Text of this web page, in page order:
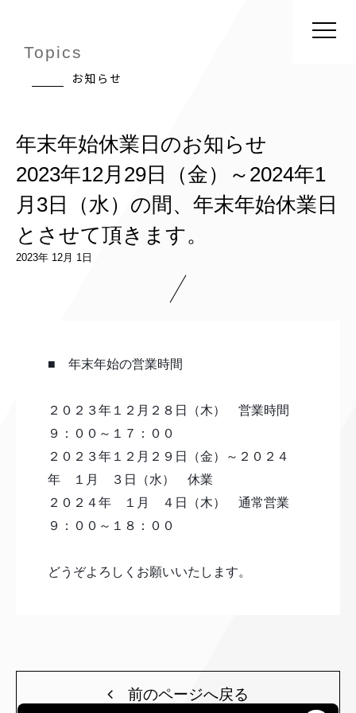
Topics
お知らせ
年末年始休業日のお知らせ
2023年12月29日（金）～2024年1
月3日（水）の間、年末年始休業日
とさせて頂きます。
2023年 12月 1日
■ 年末年始の営業時間
２０２３年１２月２８日（木） 営業時間
９：００～１７：００
２０２３年１２月２９日（金）～２０２４
年 １月 ３日（水） 休業
２０２４年 １月 ４日（木） 通常営業
９：００～１８：００
どうぞよろしくお願いいたします。
前のページへ戻る